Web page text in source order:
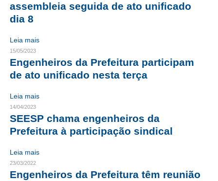
JURÍDICO
CONTRIBUIÇÕES
CONTRIBUIÇÃO ASSISTENCIAL
CONTRIBUIÇÃO ASSOCIATIVA OU ANUIDADE DE SÓCIO
CONTRIBUIÇÃO SINDICAL URBANA
REVISÃO DE APOSENTADORIA
FGTS EXPURGOS
assembleia seguida de ato unificado
dia 8
Leia mais
15/05/2023
Engenheiros da Prefeitura participam
de ato unificado nesta terça
Leia mais
14/04/2023
SEESP chama engenheiros da
Prefeitura à participação sindical
Leia mais
23/03/2022
Engenheiros da Prefeitura têm reunião